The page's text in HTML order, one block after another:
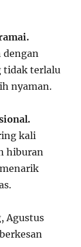
dengan
tidak terlalu
nyaman.
kali
hiburan
Agustus